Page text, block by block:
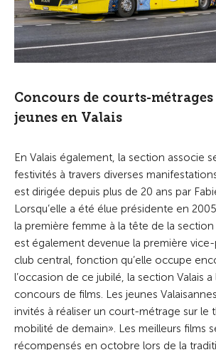
Concours de courts-
jeunes en Valais
En Valais également, la section associe
festivités à travers diverses
est dirigée depuis plus de 20 ans par
Lorsqu’elle a été élue présidente en
la première femme à la tête de la section
est également devenue la première
club central, fonction qu’elle occupe
l’occasion de ce jubilé, la section Valais a
concours de films. Les jeunes
invités à réaliser un court-métrage sur le
mobilité de demain». Les meilleurs films
récompensés en octobre lors de la